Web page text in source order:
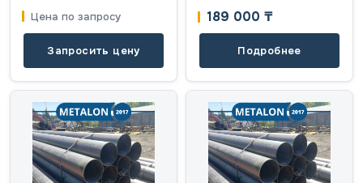
Цена по запросу
Запросить цену
189 000 ₸
Подробнее